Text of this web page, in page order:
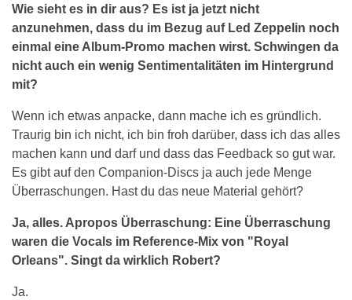
Wie sieht es in dir aus? Es ist ja jetzt nicht
anzunehmen, dass du im Bezug auf Led Zeppelin noch
einmal eine Album-Promo machen wirst. Schwingen da
nicht auch ein wenig Sentimentalitäten im Hintergrund
mit?
Wenn ich etwas anpacke, dann mache ich es gründlich.
Traurig bin ich nicht, ich bin froh darüber, dass ich das alles
machen kann und darf und dass das Feedback so gut war.
Es gibt auf den Companion-Discs ja auch jede Menge
Überraschungen. Hast du das neue Material gehört?
Ja, alles. Apropos Überraschung: Eine Überraschung
waren die Vocals im Reference-Mix von "Royal
Orleans". Singt da wirklich Robert?
Ja.